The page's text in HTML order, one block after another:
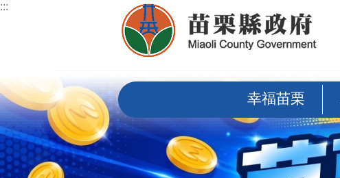
跳到主要內容區塊
:::
幸福苗栗